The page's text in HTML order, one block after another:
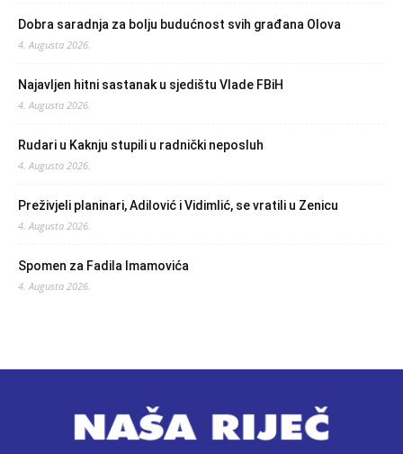
Dobra saradnja za bolju budućnost svih građana Olova
4. Augusta 2026.
Najavljen hitni sastanak u sjedištu Vlade FBiH
4. Augusta 2026.
Rudari u Kaknju stupili u radnički neposluh
4. Augusta 2026.
Preživjeli planinari, Adilović i Vidimlić, se vratili u Zenicu
4. Augusta 2026.
Spomen za Fadila Imamovića
4. Augusta 2026.